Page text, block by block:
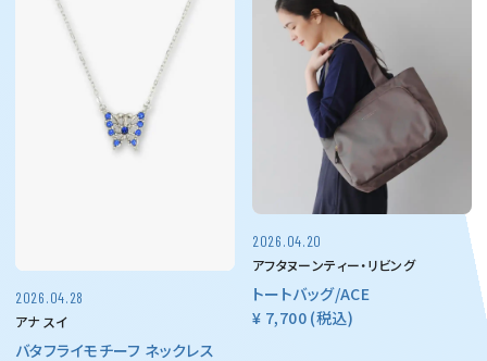
2026.04.28
アナ スイ
バタフライモチーフ ネックレス
2026.04.20
アフタヌーンティー・リビング
トートバッグ/ACE
¥ 7,700 (税込)